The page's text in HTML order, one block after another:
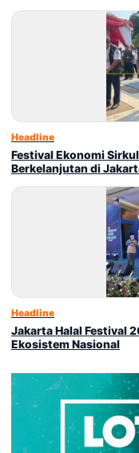
Headline
Festival Ekonomi
Berkelanjutan di
Headline
Jakarta Halal Festival
Ekosistem Nasional